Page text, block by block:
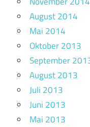
August 2014
Mai 2014
Oktober 2013
September
August 2013
Juli 2013
Juni 2013
Mai 2013